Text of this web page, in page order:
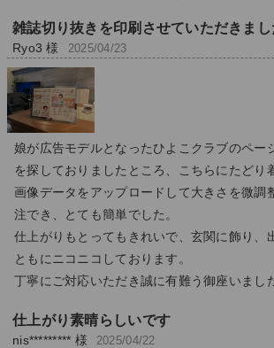
雑誌切り抜きを印刷させていただきまし
Ryo3 様 2025/04/23
娘が広告モデルとなったひよこクラブのペー
を探しておりましたところ、こちらにたどり
画像データをアップロードして大きさを微調
注でき、とても簡単でした。
仕上がりもとってもきれいで、玄関に飾り、
ともにニコニコしております。
丁寧にご対応いただき誠に有難う御座いまし
仕上がり素晴らしいです
nis********* 様 2025/04/22